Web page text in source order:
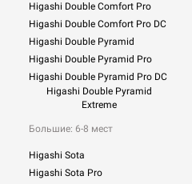
Higashi Double Comfort Pro
Higashi Double Comfort Pro DC
Higashi Double Pyramid
Higashi Double Pyramid Pro
Higashi Double Pyramid Pro DC
Higashi Double Pyramid
Extreme
Большие: 6-8 мест
Higashi Sota
Higashi Sota Pro